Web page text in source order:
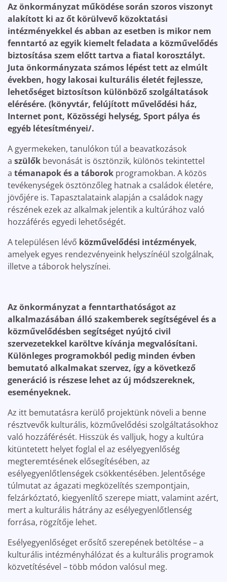
Az önkormányzat működése során szoros viszonyt
alakított ki az őt körülvevő közoktatási
intézményekkel és abban az esetben is mikor nem
fenntartó az egyik kiemelt feladata a közművelődés
biztosítása szem előtt tartva a fiatal korosztályt.
Juta önkormányzata számos lépést tett az elmúlt
években, hogy lakosai kulturális életét fejlessze,
lehetőséget biztosítson különböző szolgáltatások
elérésére. (könyvtár, felújított művelődési ház,
Internet pont, Közösségi helység, Sport pálya és
egyéb létesítményei/.
A gyermekeken, tanulókon túl a beavatkozások
a szülők bevonását is ösztönzik, különös tekintettel
a témanapok és a táborok programokban. A közös
tevékenységek ösztönzőleg hatnak a családok életére,
jövőjére is. Tapasztalataink alapján a családok nagy
részének ezek az alkalmak jelentik a kultúrához való
hozzáférés egyedi lehetőségét.
A településen lévő közművelődési intézmények,
amelyek egyes rendezvényeink helyszínéül szolgálnak,
illetve a táborok helyszínei.
Az önkormányzat a fenntarthatóságot az
alkalmazásában álló szakemberek segítségével és a
közművelődésben segítséget nyújtó civil
szervezetekkel karöltve kívánja megvalósítani.
Különleges programokból pedig minden évben
bemutató alkalmakat szervez, így a következő
generáció is részese lehet az új módszereknek,
eseményeknek.
Az itt bemutatásra kerülő projektünk növeli a benne
résztvevők kulturális, közművelődési szolgáltatásokhoz
való hozzáférését. Hisszük és valljuk, hogy a kultúra
kitüntetett helyet foglal el az esélyegyenlőség
megteremtésének elősegítésében, az
esélyegyenlőtlenségek csökkentésében. Jelentősége
túlmutat az ágazati megközelítés szempontjain,
felzárkóztató, kiegyenlítő szerepe miatt, valamint azért,
mert a kulturális hátrány az esélyegyenlőtlenség
forrása, rögzítője lehet.
Esélyegyenlőséget erősítő szerepének betöltése – a
kulturális intézményhálózat és a kulturális programok
közvetítésével – több módon valósul meg.